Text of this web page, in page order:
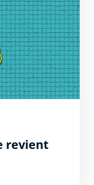
revient